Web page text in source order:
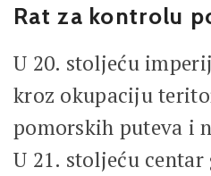
Rat za kontrolu
U 20. stoljeću
kroz okupaciju
pomorskih puteva i
U 21. stoljeću